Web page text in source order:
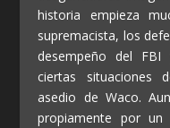
historia empieza
supremacista, los
desempeño del
ciertas situaciones
asedio de Waco.
propiamente por